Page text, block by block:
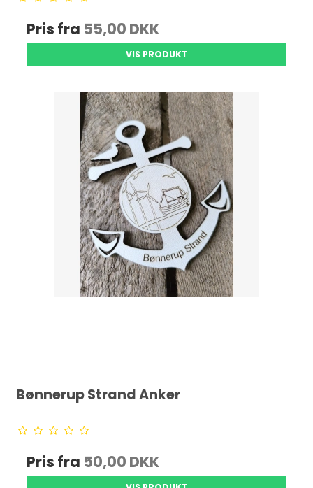
Pris fra 55,00 DKK
VIS PRODUKT
Bønnerup Strand Anker
Pris fra 50,00 DKK